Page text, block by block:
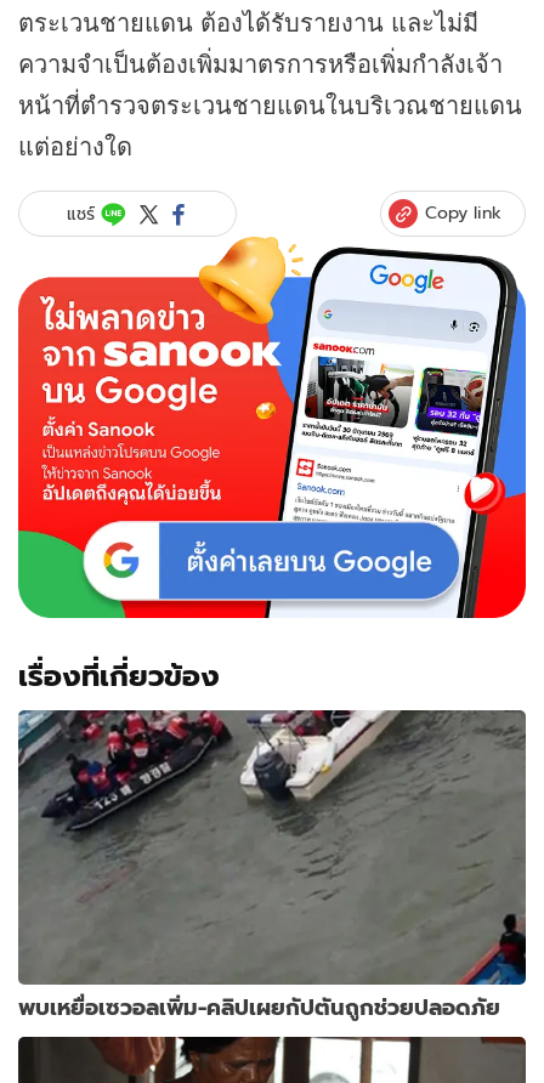
ตระเวนชายแดน ต้องได้รับรายงาน และไม่มี
ความจำเป็นต้องเพิ่มมาตรการหรือเพิ่มกำลังเจ้า
หน้าที่ตำรวจตระเวนชายแดนในบริเวณชายแดน
แต่อย่างใด
แชร์ Copy link
เรื่องที่เกี่ยวข้อง
พบเหยื่อเซวอลเพิ่ม-คลิปเผยกัปตันถูกช่วยปลอดภัย